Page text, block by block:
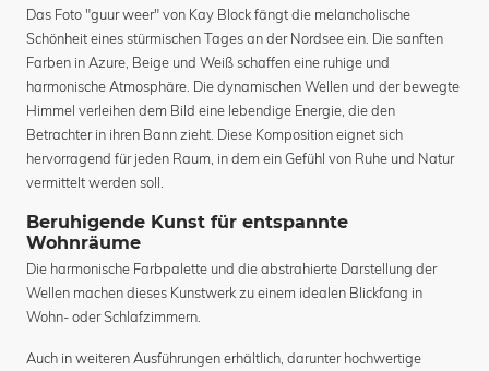
Das Foto "guur weer" von Kay Block fängt die melancholische
Schönheit eines stürmischen Tages an der Nordsee ein. Die sanften
Farben in Azure, Beige und Weiß schaffen eine ruhige und
harmonische Atmosphäre. Die dynamischen Wellen und der bewegte
Himmel verleihen dem Bild eine lebendige Energie, die den
Betrachter in ihren Bann zieht. Diese Komposition eignet sich
hervorragend für jeden Raum, in dem ein Gefühl von Ruhe und Natur
vermittelt werden soll.
Beruhigende Kunst für entspannte
Wohnräume
Die harmonische Farbpalette und die abstrahierte Darstellung der
Wellen machen dieses Kunstwerk zu einem idealen Blickfang in
Wohn- oder Schlafzimmern.
Auch in weiteren Ausführungen erhältlich, darunter hochwertige